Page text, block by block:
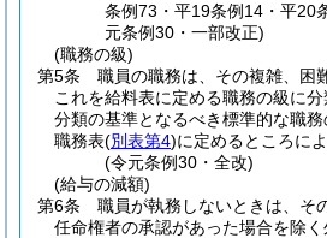
条例73・平19条例14・平20
元条例30・一部改正)
(職務の級)
第5条
職員の職務は、その複雑、困
これを給料表に定める職務の級に
分類の基準となるべき標準的な職
職務表(別表第4)に定めるところによ
(令元条例30・全改)
(給与の減額)
第6条
職員が執務しないときは、そ
任命権者の承認があった場合を除